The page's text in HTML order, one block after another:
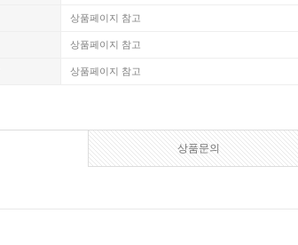
상품페이지 참고
상품페이지 참고
상품페이지 참고
상품문의